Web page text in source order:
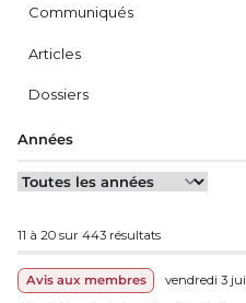
Communiqués
Articles
Dossiers
Années
11 à 20 sur 443 résultats
Avis aux membres vendredi 3